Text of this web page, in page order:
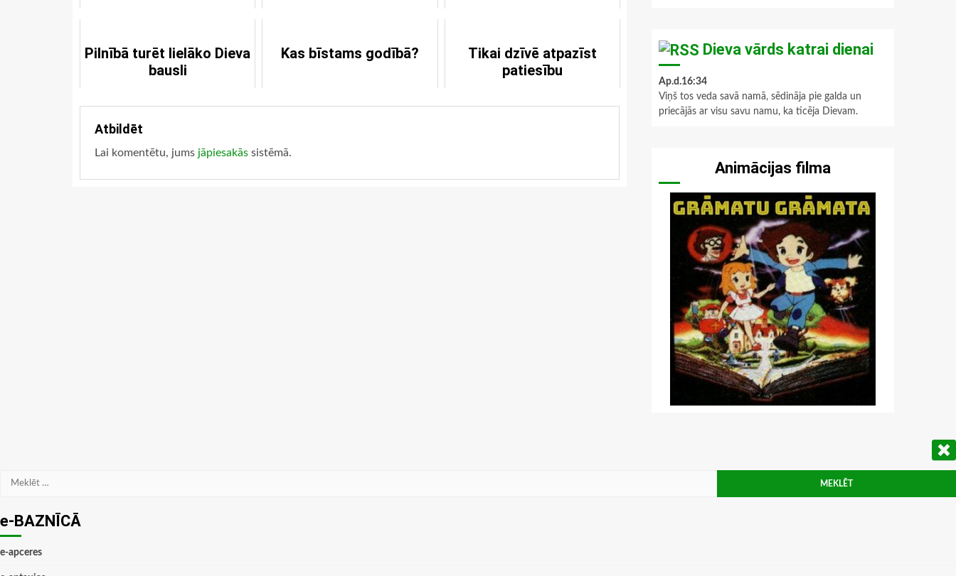
Pilnībā turēt lielāko Dieva
bausli
Kas bīstams godībā?
Tikai dzīvē atpazīst
patiesību
Atbildēt
Lai komentētu, jums jāpiesakās sistēmā.
Dieva vārds katrai dienai
Ap.d.16:34
Viņš tos veda savā namā, sēdināja pie galda un
priecājās ar visu savu namu, ka ticēja Dievam.
Animācijas filma
Meklēt:
e-BAZNĪCĀ
e-apceres